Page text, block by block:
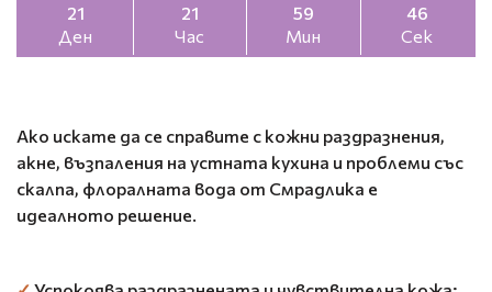
Ако искате да се справите с кожни раздразнения,
акне, възпаления на устната кухина и проблеми със
скалпа, флоралната вода от Смрадлика е
идеалното решение.
21
Ден
21
Час
59
Мин
45
Сек